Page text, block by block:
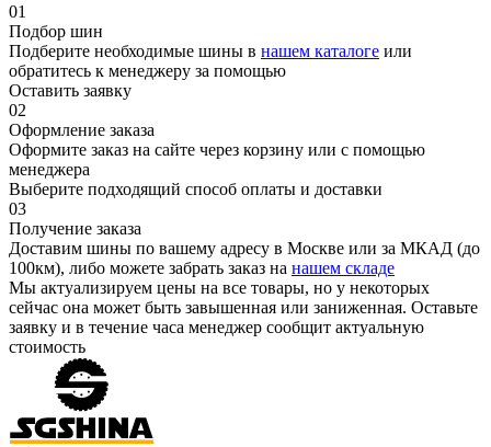
01
Подбор шин
Подберите необходимые шины в нашем каталоге или
обратитесь к менеджеру за помощью
Оставить заявку
02
Оформление заказа
Оформите заказ на сайте через корзину или с помощью
менеджера
Выберите подходящий способ оплаты и доставки
03
Получение заказа
Доставим шины по вашему адресу в Москве или за МКАД (до
100км), либо можете забрать заказ на нашем складе
Мы актуализируем цены на все товары, но у некоторых
сейчас она может быть завышенная или заниженная. Оставьте
заявку и в течение часа менеджер сообщит актуальную
стоимость